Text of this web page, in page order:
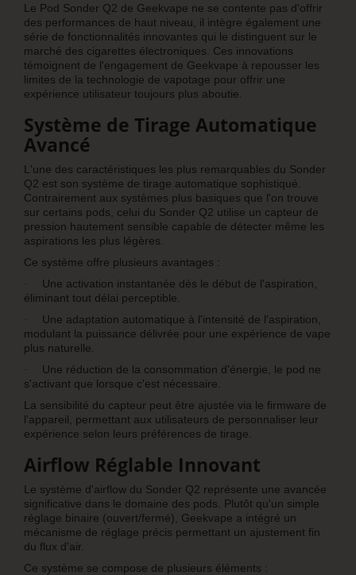
Le Pod Sonder Q2 de Geekvape ne se contente pas d'offrir
des performances de haut niveau, il intègre également une
série de fonctionnalités innovantes qui le distinguent sur le
marché des cigarettes électroniques. Ces innovations
témoignent de l'engagement de Geekvape à repousser les
limites de la technologie de vapotage pour offrir une
expérience utilisateur toujours plus aboutie.
Système de Tirage Automatique
Avancé
L'une des caractéristiques les plus remarquables du Sonder
Q2 est son système de tirage automatique sophistiqué.
Contrairement aux systèmes plus basiques que l'on trouve
sur certains pods, celui du Sonder Q2 utilise un capteur de
pression hautement sensible capable de détecter même les
aspirations les plus légères.
Ce système offre plusieurs avantages :
·
Une activation instantanée dès le début de l'aspiration,
éliminant tout délai perceptible.
·
Une adaptation automatique à l'intensité de l'aspiration,
modulant la puissance délivrée pour une expérience de vape
plus naturelle.
·
Une réduction de la consommation d'énergie, le pod ne
s'activant que lorsque c'est nécessaire.
La sensibilité du capteur peut être ajustée via le firmware de
l'appareil, permettant aux utilisateurs de personnaliser leur
expérience selon leurs préférences de tirage.
Airflow Réglable Innovant
Le système d'airflow du Sonder Q2 représente une avancée
significative dans le domaine des pods. Plutôt qu'un simple
réglage binaire (ouvert/fermé), Geekvape a intégré un
mécanisme de réglage précis permettant un ajustement fin
du flux d'air.
Ce système se compose de plusieurs éléments :